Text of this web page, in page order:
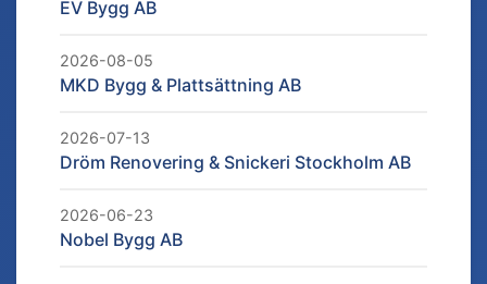
EV Bygg AB
2026-08-05
MKD Bygg & Plattsättning AB
2026-07-13
Dröm Renovering & Snickeri Stockholm AB
2026-06-23
Nobel Bygg AB